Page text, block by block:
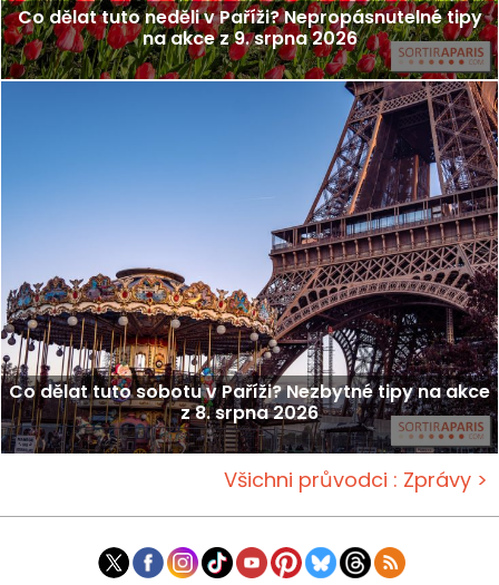
Co dělat tuto neděli v Paříži? Nepropásnutelné tipy
na akce z 9. srpna 2026
Co dělat tuto sobotu v Paříži? Nezbytné tipy na akce
z 8. srpna 2026
Všichni průvodci : Zprávy >